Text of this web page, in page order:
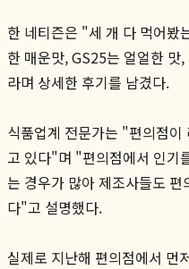
한 네티즌은 "세 개 다 먹어봤
한 매운맛, GS25는 얼얼한
라며 상세한 후기를 남겼다.
식품업계 전문가는 "편의점
고 있다"며 "편의점에서 인기
는 경우가 많아 제조사들도
다"고 설명했다.
실제로 지난해 편의점에서 먼